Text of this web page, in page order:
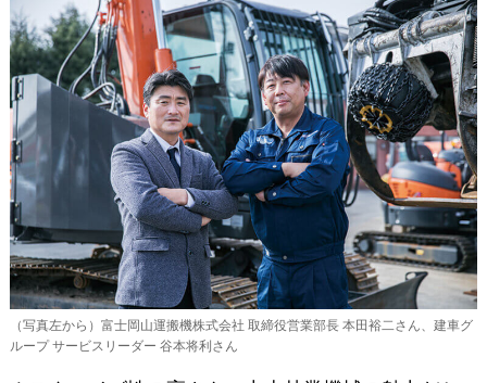
（写真左から）富士岡山運搬機株式会社 取締役営業部長 本田裕二さん、建車グ
ループ サービスリーダー 谷本将利さん